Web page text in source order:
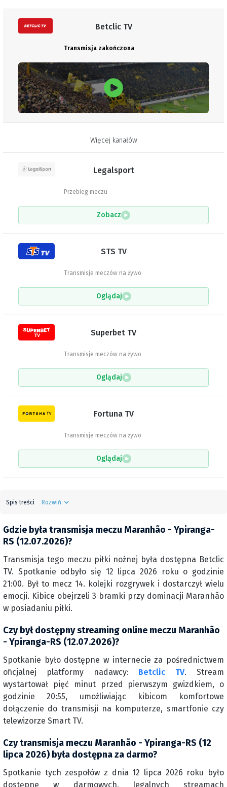
Betclic TV
Transmisja zakończona
Więcej kanałów
Legalsport
Przebieg meczu
Zobacz
STS TV
Transmisje meczów na żywo
Oglądaj
Superbet TV
Transmisje meczów na żywo
Oglądaj
Fortuna TV
Transmisje meczów na żywo
Oglądaj
Spis treści Rozwiń
Gdzie była transmisja meczu Maranhão - Ypiranga-
RS (12.07.2026)?
Transmisja tego meczu piłki nożnej była dostępna Betclic
TV. Spotkanie odbyło się 12 lipca 2026 roku o godzinie
21:00. Był to mecz 14. kolejki rozgrywek i dostarczył wielu
emocji. Kibice obejrzeli 3 bramki przy dominacji Maranhão
w posiadaniu piłki.
Czy był dostępny streaming online meczu Maranhão
- Ypiranga-RS (12.07.2026)?
Spotkanie było dostępne w internecie za pośrednictwem
oficjalnej platformy nadawcy: Betclic TV. Stream
wystartował pięć minut przed pierwszym gwizdkiem, o
godzinie 20:55, umożliwiając kibicom komfortowe
dołączenie do transmisji na komputerze, smartfonie czy
telewizorze Smart TV.
Czy transmisja meczu Maranhão - Ypiranga-RS (12
lipca 2026) była dostępna za darmo?
Spotkanie tych zespołów z dnia 12 lipca 2026 roku było
dostępne w darmowych, legalnych streamach